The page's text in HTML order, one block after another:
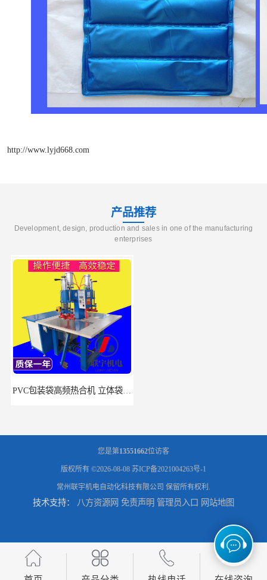
http://www.lyjd668.com
产品推荐
Development, design, production and sales in one of the manufacturing
enterprises
PVC包装袋高频热合机 立体袋焊接机 找联宇生产厂家
汽车坐垫压纹压花机规格 单头大台面凹凸压花机 现货供应 浙江布料凹凸4d压纹机生产厂家 服装凹凸4d压纹植胶机 经济实惠
您是第13551662位访客
版权所有 ©2026-08-08 苏ICP备2021004263号-1
常州联宇机电自动化科技有限公司 保留所有权利.
技术支持： 八方资源网 免责声明 管理员入口 网站地图